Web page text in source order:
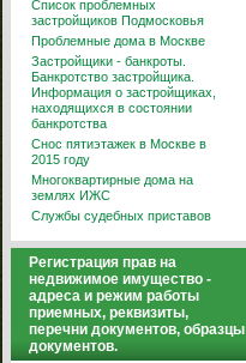
Список проблемных
застройщиков Подмосковья
Проблемные дома в Москве
Застройщики - банкроты.
Банкротство застройщика.
Информация о застройщиках,
находящихся в состоянии
банкротства
Снос пятиэтажек в Москве в
2015 году
Многоквартирные дома на
землях ИЖС
Службы судебных приставов
Регистрация прав на
недвижимое имущество -
адреса и режим работы
приемных, реквизиты,
перечни документов, образцы
документов.